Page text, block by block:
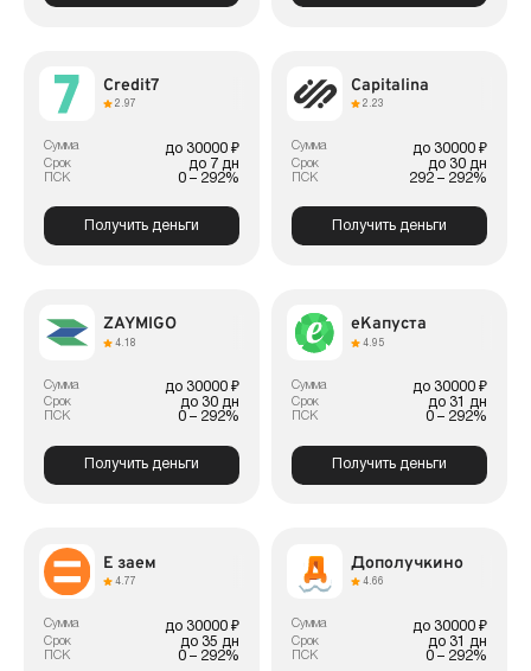
Credit7
2.97
Сумма до 30000 ₽
Срок до 7 дн
ПСК 0 – 292%
Получить деньги
Capitalina
2.23
Сумма до 30000 ₽
Срок до 30 дн
ПСК 292 – 292%
Получить деньги
ZAYMIGO
4.18
Сумма до 30000 ₽
Срок до 30 дн
ПСК 0 – 292%
Получить деньги
еКапуста
4.95
Сумма до 30000 ₽
Срок до 31 дн
ПСК 0 – 292%
Получить деньги
Е заем
4.77
Сумма до 30000 ₽
Срок до 35 дн
ПСК 0 – 292%
Дополучкино
4.66
Сумма до 30000 ₽
Срок до 31 дн
ПСК 0 – 292%